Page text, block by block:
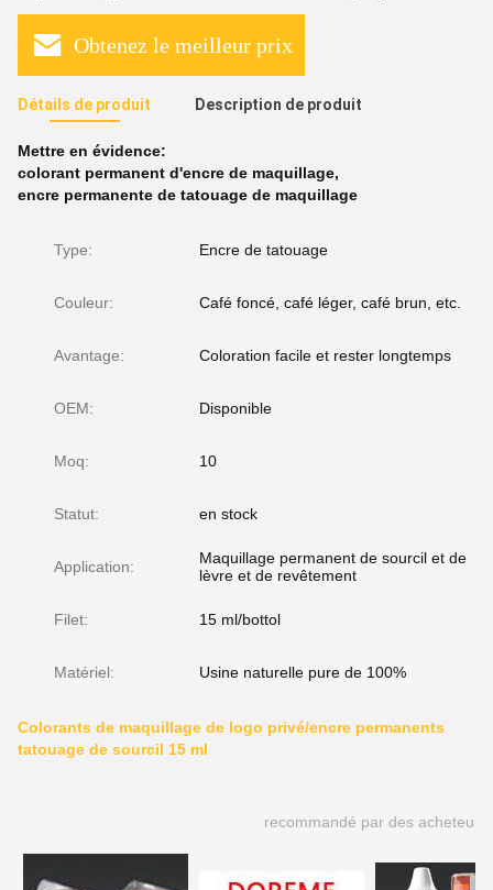
Obtenez le meilleur prix
Détails de produit Description de produit
Mettre en évidence:
colorant permanent d'encre de maquillage,
encre permanente de tatouage de maquillage
Type: Encre de tatouage
Couleur: Café foncé, café léger, café brun, etc.
Avantage: Coloration facile et rester longtemps
OEM: Disponible
Moq: 10
Statut: en stock
Application:
Maquillage permanent de sourcil et de
lèvre et de revêtement
Filet: 15 ml/bottol
Matériel: Usine naturelle pure de 100%
Colorants de maquillage de logo privé/encre permanents
tatouage de sourcil 15 ml
recommandé par des acheteurs